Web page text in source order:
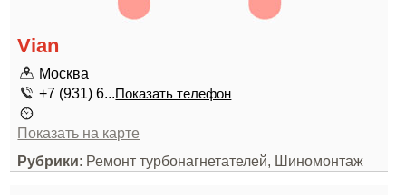
Vian
Москва
+7 (931) 6...Показать телефон
Показать на карте
Рубрики: Ремонт турбонагнетателей, Шиномонтаж